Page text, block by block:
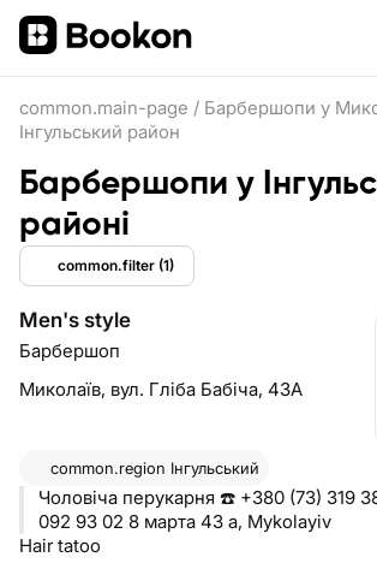
common.main-page / Барбершопи у
Інгульський район
Барбершопи у
районі
common.filter (1)
Men's style
Барбершоп
Миколаїв, вул. Гліба Бабіча, 43А
common.region Інгульський
Чоловіча перукарня ☎️ +380 (73) 319
092 93 02 8 марта 43 а, Mykolayiv
Hair tatoo